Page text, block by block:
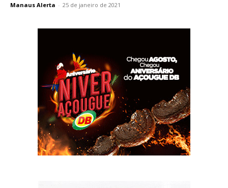
Manaus Alerta - 25 de janeiro de 2021